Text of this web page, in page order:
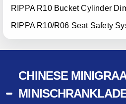
CHINESE